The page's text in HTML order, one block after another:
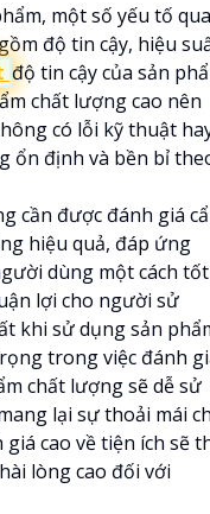
một số yếu tố
độ tin cậy, hiệu
độ tin cậy của sản
chất lượng cao nên
có lỗi kỹ thuật
ổn định và bền bỉ
cần được đánh giá
hiệu quả, đáp ứng
dùng một cách tốt
lợi cho người sử
khi sử dụng sản
trong việc đánh
chất lượng sẽ dễ sử
lại sự thoải mái
cao về tiện ích sẽ
lòng cao đối với